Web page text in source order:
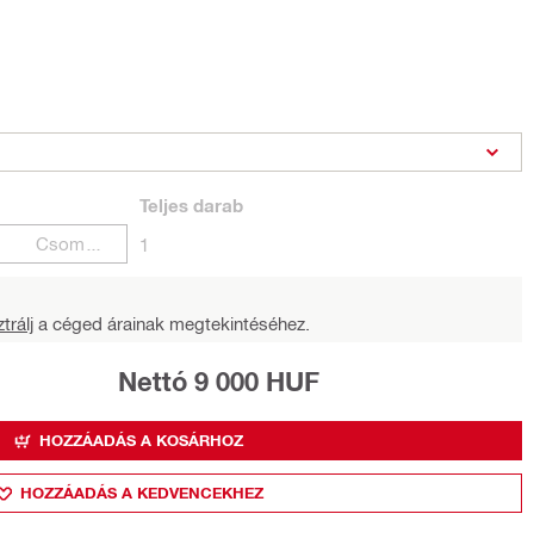
Teljes darab
1
a céged árainak megtekintéséhez.
Nettó 9 000 HUF
HOZZÁADÁS A KOSÁRHOZ
HOZZÁADÁS A KEDVENCEKHEZ